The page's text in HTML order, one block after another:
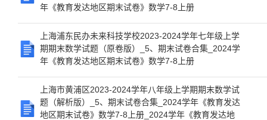
年《教育发达地区期末试卷》数学7-8上册
上海浦东民办未来科技学校2023-2024学年七年级上学
期期末数学试题（原卷版）_5、期末试卷合集_2024学
年《教育发达地区期末试卷》数学7-8上册
上海市黄浦区2023-2024学年八年级上学期期末数学试
题（解析版）_5、期末试卷合集_2024学年《教育发达
地区期末试卷》数学7-8上册_2024学年《教育发达地